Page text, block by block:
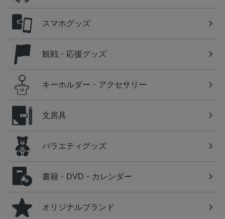
スマホグッズ
観戦・応援グッズ
キーホルダー・アクセサリー
文房具
バラエティグッズ
書籍・DVD・カレンダー
オリジナルブランド